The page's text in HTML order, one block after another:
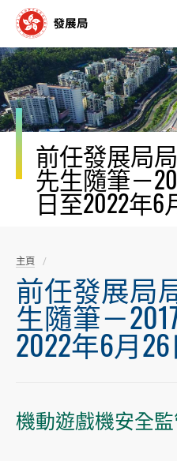
容
開
始
前任發展局
先生隨筆－
日至2022年6
主頁
前任發展局
生隨筆－
2022年6月
機動遊戲機安全